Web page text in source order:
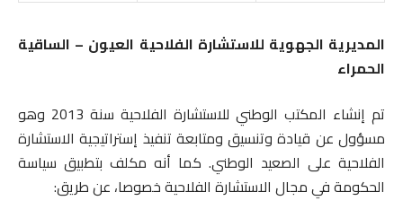
المديرية الجهوية للاستشارة الفلاحية العيون – الساقية
الحمراء
تم إنشاء المكتب الوطني للاستشارة الفلاحية سنة 2013 وهو
مسؤول عن قيادة وتنسيق ومتابعة تنفيذ إستراتيجية الاستشارة
الفلاحية على الصعيد الوطني. كما أنه مكلف بتطبيق سياسة
الحكومة في مجال الاستشارة الفلاحية خصوصا، عن طريق: